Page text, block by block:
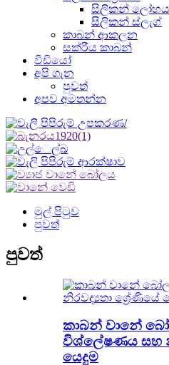
සිලිකන් ලෝහය
සිලිකන් ස්ලැග්
කාබන් ආකලන
සක්රීය කාබන්
වීඩියෝ
අපි ගැන
පුවත්
අපව අමතන්න
මුල් පිටුව
පුවත්
පුවත්
කාබන් වානේ
විශ්ලේෂණය සහ
යෙදුම